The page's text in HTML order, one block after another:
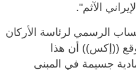
الآثم".
الرسمي لرئاسة الأركان
((إكس)) أن هذا
جسيمة في المبنى